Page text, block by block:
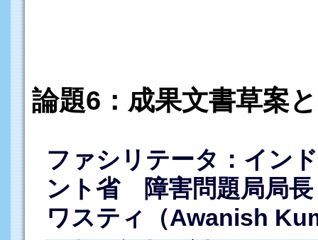
論題6：成果文書草案
ファシリテータ：イン
ント省 障害問題局局
ワスティ（Awanish